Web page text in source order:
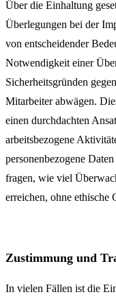
Über die Einhaltung
Überlegungen bei der
von entscheidender
Notwendigkeit einer
Sicherheitsgründen
Mitarbeiter abwägen.
einen durchdachten
arbeitsbezogene
personenbezogene
fragen, wie viel
erreichen, ohne ethische
Zustimmung und
In vielen Fällen ist die